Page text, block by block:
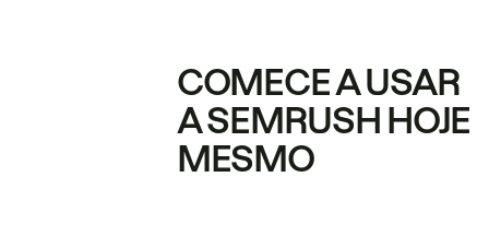
COMECE A USAR
A SEMRUSH HOJE
MESMO